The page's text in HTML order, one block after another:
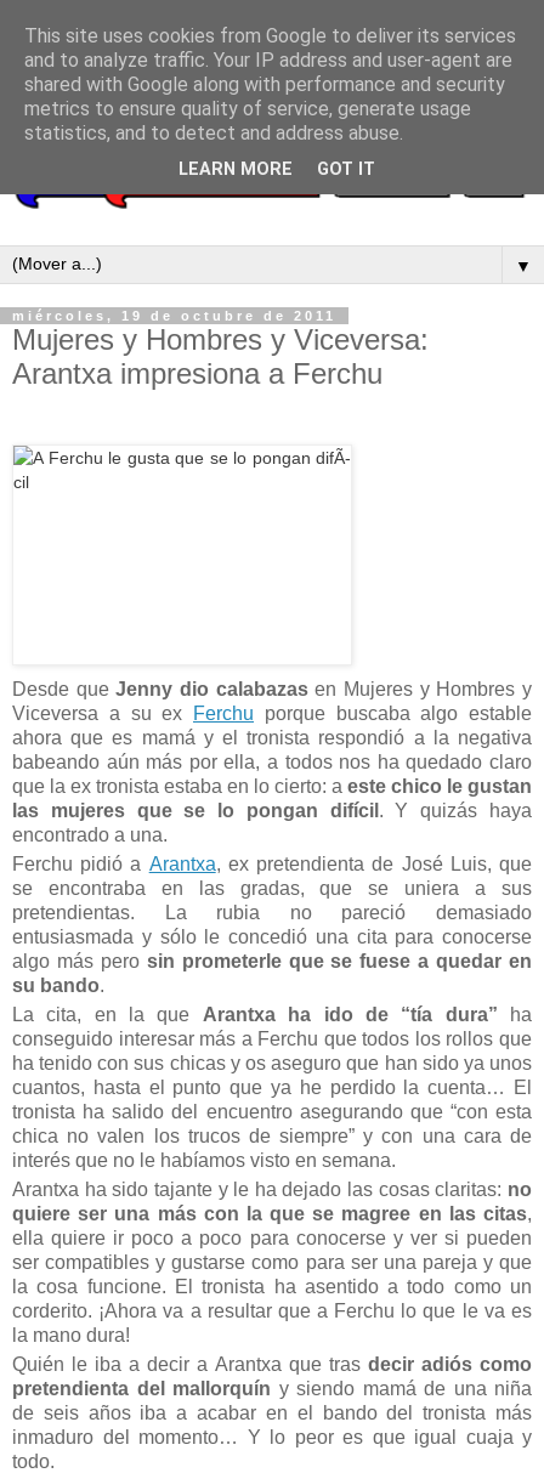
▼
miércoles, 19 de octubre de 2011
Mujeres y Hombres y Viceversa:
Arantxa impresiona a Ferchu
Desde queJenny dio calabazasen Mujeres y Hombres y
Viceversa a su ex
Ferchu porque buscaba algo estable
ahora que es mamá y el tronista respondió a la negativa
babeando aún más por ella, a todos nos ha quedado claro
que la ex tronista estaba en lo cierto: a este chico le gustan
las mujeres que se lo pongan difícil . Y quizás haya
encontrado a una.
Ferchu pidió a Arantxa, ex pretendienta de José Luis, que
se encontraba en las gradas, que se uniera a sus
pretendientas. La rubia no pareció demasiado
entusiasmada y sólo le concedió una cita para conocerse
algo más pero sin prometerle que se fuese a quedar en
su bando.
La cita, en la que Arantxa ha ido de “tía dura” ha
conseguido interesar más a Ferchu que todos los rollos que
ha tenido con sus chicas y os aseguro que han sido ya unos
cuantos, hasta el punto que ya he perdido la cuenta… El
tronista ha salido del encuentro asegurando que “con esta
chica no valen los trucos de siempre” y con una cara de
interés que no le habíamos visto en semana.
Arantxa ha sido tajante y le ha dejado las cosas claritas: no
quiere ser una más con la que se magree en las citas,
ella quiere ir poco a poco para conocerse y ver si pueden
ser compatibles y gustarse como para ser una pareja y que
la cosa funcione. El tronista ha asentido a todo como un
corderito. ¡Ahora va a resultar que a Ferchu lo que le va es
la mano dura!
Quién le iba a decir a Arantxa que tras decir adiós como
pretendienta del mallorquín y siendo mamá de una niña
de seis años iba a acabar en el bando del tronista más
inmaduro del momento… Y lo peor es que igual cuaja y
todo.
This site uses cookies from Google to deliver its services
and to analyze traffic. Your IP address and user-agent are
shared with Google along with performance and security
metrics to ensure quality of service, generate usage
statistics, and to detect and address abuse.
LEARN MORE GOT IT